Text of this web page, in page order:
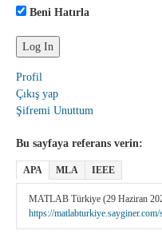
Beni Hatırla
Profil
Çıkış yap
Şifremi Unuttum
Bu sayfaya referans verin:
APA MLA IEEE
MATLAB Türkiye (29 Haziran
https://